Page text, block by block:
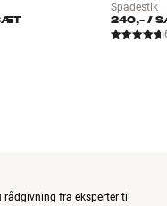
Spadestik
240,- /
fra eksperter til